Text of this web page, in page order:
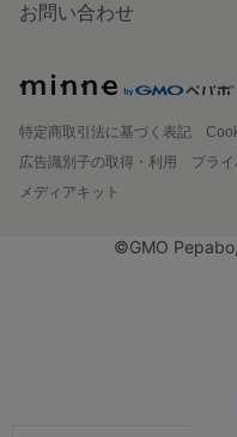
お問い合わせ
特定商取引法に基づく表記
広告識別子の取得・利用
プラ
メディアキット
©GMO